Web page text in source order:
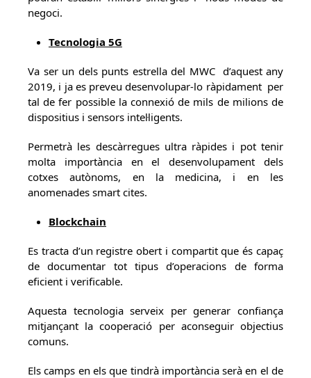
negoci.
Tecnologia 5G
Va ser un dels punts estrella del MWC d’aquest any
2019, i ja es preveu desenvolupar-lo ràpidament per
tal de fer possible la connexió de mils de milions de
dispositius i sensors intel·ligents.
Permetrà les descàrregues ultra ràpides i pot tenir
molta importància en el desenvolupament dels
cotxes autònoms, en la medicina, i en les
anomenades smart cites.
Blockchain
Es tracta d’un registre obert i compartit que és capaç
de documentar tot tipus d’operacions de forma
eficient i verificable.
Aquesta tecnologia serveix per generar confiança
mitjançant la cooperació per aconseguir objectius
comuns.
Els camps en els que tindrà importància serà en el de